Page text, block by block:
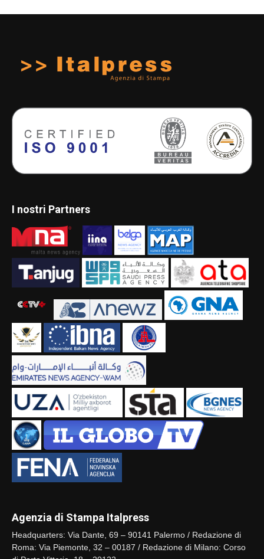
I nostri Partners
Agenzia di Stampa Italpress
Headquarters: Via Dante, 69 – 90141 Palermo / Redazione di
Roma: Via Piemonte, 32 – 00187 / Redazione di Milano: Corso